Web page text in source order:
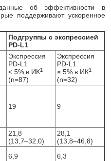
об эффективности в
поддерживают ускоренное
Подгруппы с экспрессией
PD-L1
Экспрессия
PD-L1
< 5% в ИК1
(n=87)
Экспрессия
PD-L1
≥ 5% в ИК1
(n=32)
19 9
21,8
(13,7–32,0)
28,1
(13,8–46,8)
6,9
6,3